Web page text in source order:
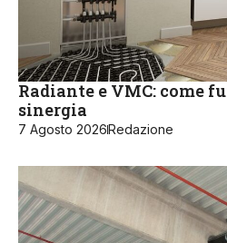
Radiante e VMC: come
sinergia
7 Agosto 2026Redazione